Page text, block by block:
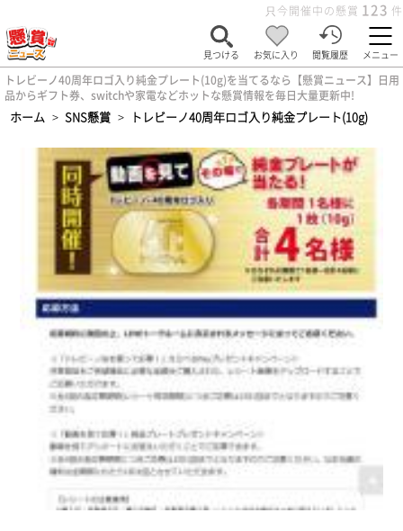
只今開催中の懸賞 123 件
見つける お気に入り 閲覧履歴 メニュー
トレビーノ40周年ロゴ入り純金プレート(10g)を当てるなら【懸賞ニュース】日用
品からギフト券、switchや家電などホットな懸賞情報を毎日大量更新中!
ホーム > SNS懸賞 > トレビーノ40周年ロゴ入り純金プレート(10g)